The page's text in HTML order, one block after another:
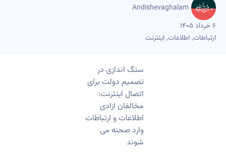
Andishevaghalam
۶ خرداد ۱۴۰۵
ارتباطات,اطلاعات,اینترنت
سنگ اندازی در
تصمیم دولت برای
اتصال اینترنت:
مخالفان ازادی
اطلاعات و ارتباطات
وارد صحنه می
شوند